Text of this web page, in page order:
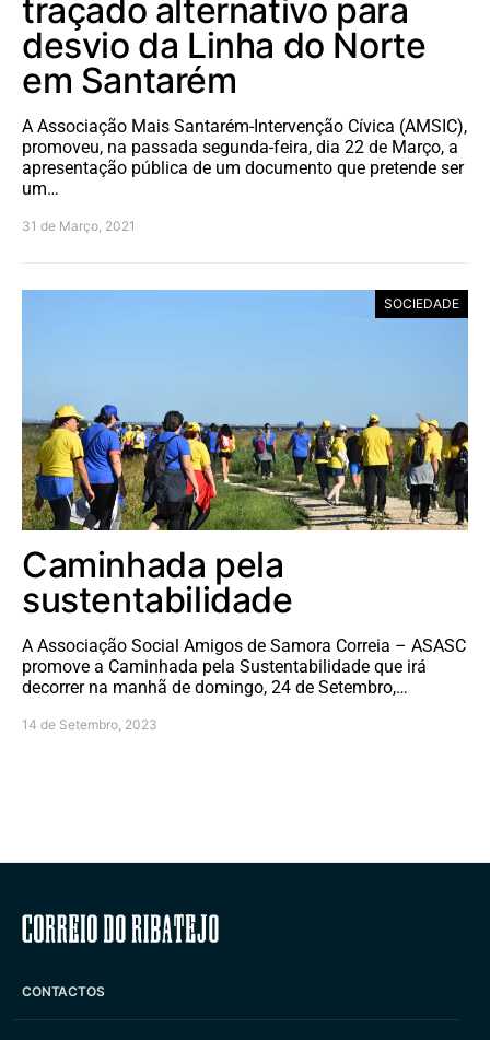
traçado alternativo para
desvio da Linha do Norte
em Santarém
A Associação Mais Santarém-Intervenção Cívica (AMSIC),
promoveu, na passada segunda-feira, dia 22 de Março, a
apresentação pública de um documento que pretende ser
um…
31 de Março, 2021
SOCIEDADE
Caminhada pela
sustentabilidade
A Associação Social Amigos de Samora Correia – ASASC
promove a Caminhada pela Sustentabilidade que irá
decorrer na manhã de domingo, 24 de Setembro,…
14 de Setembro, 2023
Correio do Ribatejo
CONTACTOS